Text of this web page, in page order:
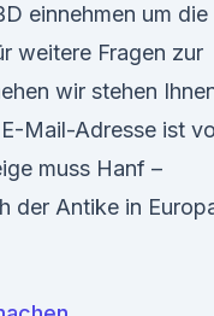
einnehmen um die
weitere Fragen zur
wir stehen
Mail-Adresse ist
muss Hanf –
der Antike in